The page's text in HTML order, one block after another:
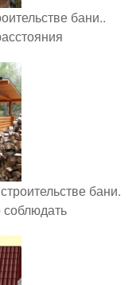
бани..
бани.